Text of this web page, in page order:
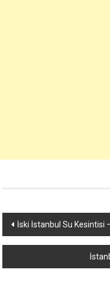
Yazı
dolaşımı
İski İstanbul Su Kesintisi